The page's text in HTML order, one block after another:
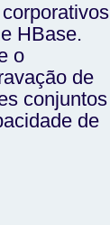
HBase.
o
de
conjuntos
de